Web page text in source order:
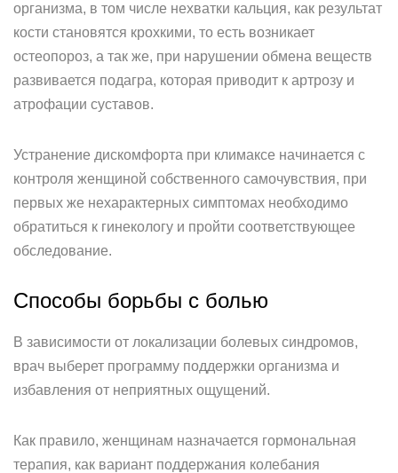
организма, в том числе нехватки кальция, как результат
кости становятся крохкими, то есть возникает
остеопороз, а так же, при нарушении обмена веществ
развивается подагра, которая приводит к артрозу и
атрофации суставов.
Устранение дискомфорта при климаксе начинается с
контроля женщиной собственного самочувствия, при
первых же нехарактерных симптомах необходимо
обратиться к гинекологу и пройти соответствующее
обследование.
Способы борьбы с болью
В зависимости от локализации болевых синдромов,
врач выберет программу поддержки организма и
избавления от неприятных ощущений.
Как правило, женщинам назначается гормональная
терапия, как вариант поддержания колебания